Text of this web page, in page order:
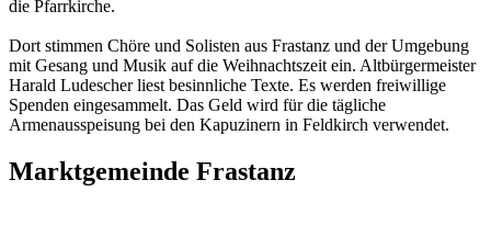
die Pfarrkirche.
Dort stimmen Chöre und Solisten aus Frastanz und der Umgebung
mit Gesang und Musik auf die Weihnachtszeit ein. Altbürgermeister
Harald Ludescher liest besinnliche Texte. Es werden freiwillige
Spenden eingesammelt. Das Geld wird für die tägliche
Armenausspeisung bei den Kapuzinern in Feldkirch verwendet.
Marktgemeinde Frastanz